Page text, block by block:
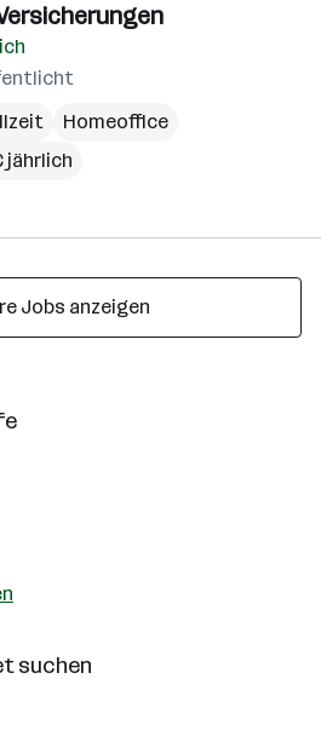
Homeoffice
jährlich
Jobs anzeigen
suchen